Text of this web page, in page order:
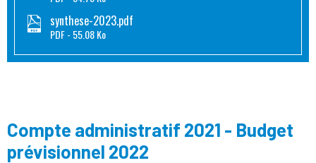
synthese-2023.pdf
PDF 55.08 Ko
Compte administratif 2021 - Budget
prévisionnel 2022